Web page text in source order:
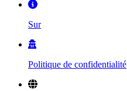
Sur
Politique de confidentialité